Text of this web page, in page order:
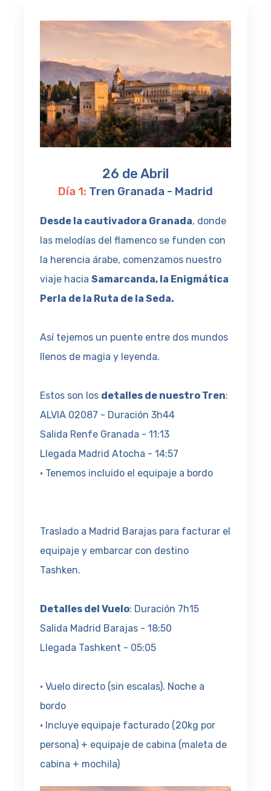
26 de Abril
Día 1: Tren Granada - Madrid
Desde la cautivadora Granada, donde
las melodías del flamenco se funden con
la herencia árabe, comenzamos nuestro
viaje hacia Samarcanda, la Enigmática
Perla de la Ruta de la Seda.
Así tejemos un puente entre dos mundos
llenos de magia y leyenda.
Estos son los detalles de nuestro Tren:
ALVIA 02087 - Duración 3h44
Salida Renfe Granada - 11:13
Llegada Madrid Atocha - 14:57
· Tenemos incluido el equipaje a bordo
Traslado a Madrid Barajas para facturar el
equipaje y embarcar con destino
Tashken.
Detalles del Vuelo: Duración 7h15
Salida Madrid Barajas - 18:50
Llegada Tashkent - 05:05
· Vuelo directo (sin escalas). Noche a
bordo
· Incluye equipaje facturado (20kg por
persona) + equipaje de cabina (maleta de
cabina + mochila)